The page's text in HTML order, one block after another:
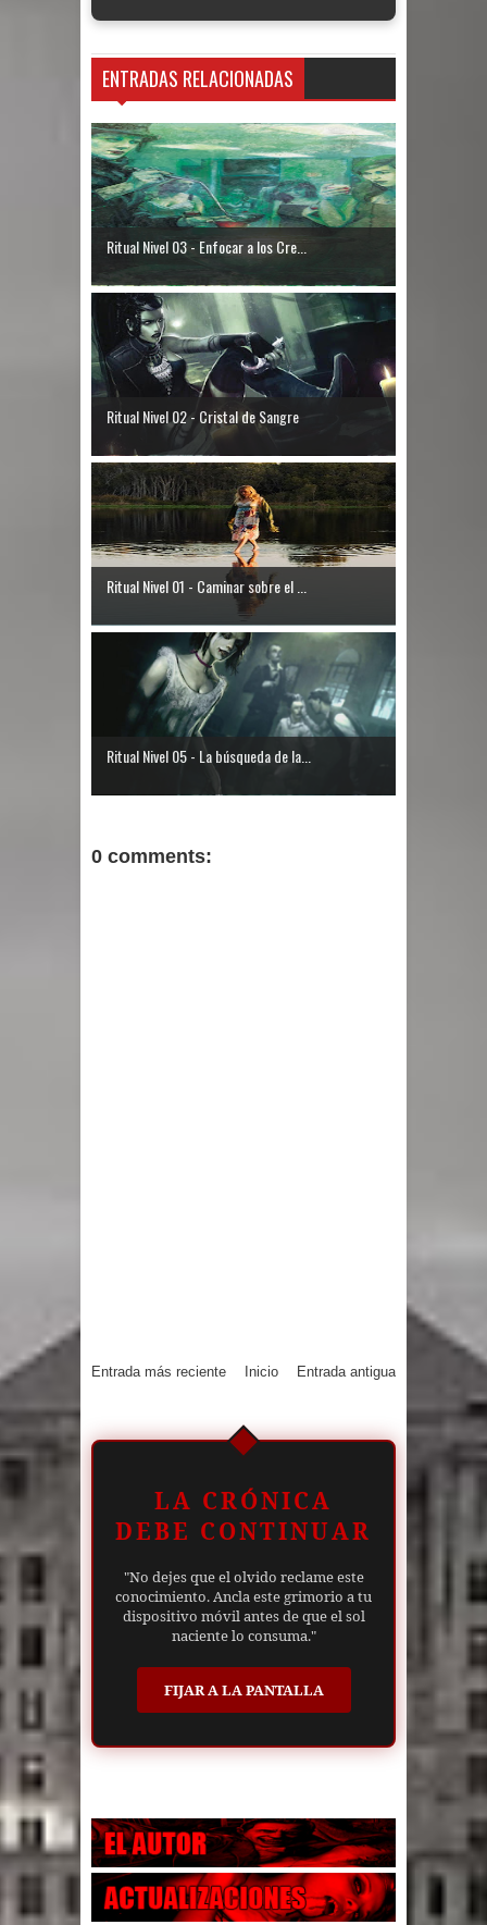
ENTRADAS RELACIONADAS
Ritual Nivel 03 - Enfocar a los Cre...
Ritual Nivel 02 - Cristal de Sangre
Ritual Nivel 01 - Caminar sobre el ...
Ritual Nivel 05 - La búsqueda de la...
0 comments:
Entrada más reciente Entrada antigua
Inicio
LA CRÓNICA
DEBE CONTINUAR
"No dejes que el olvido reclame este
conocimiento. Ancla este grimorio a tu
dispositivo móvil antes de que el sol
naciente lo consuma."
FIJAR A LA PANTALLA